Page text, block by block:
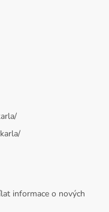
informace o nových